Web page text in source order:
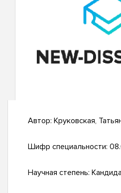
Автор: Круковская,
Шифр специальности:
Научная степень: